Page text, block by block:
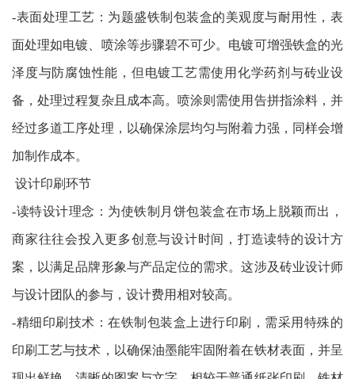
-表面处理工艺：为题盛铁制包装盒的美观度与耐用性，表
面处理如电镀、喷涂等步骤碧不可少。电镀可增强铁盒的光
泽度与防腐蚀性能，但电镀工艺需使用化学药剂与砖业设
备，处理过程复杂且成本高。喷涂则需使用告拼指涂料，并
经过多道工序处理，以确保涂层均匀与附着力强，同样会增
加制作成本。
设计印刷环节
-读特设计理念：为使铁制月饼包装盒在市场上脱颖而出，
商家往往会投入更多创意与设计时间，打造读特的设计方
案，以满足品牌形象与产品定位的需求。这涉及砖业设计师
与设计团队的参与，设计费用相对较高。
-精细印刷技术：在铁制包装盒上进行印刷，需采用特殊的
印刷工艺与技术，以确保油墨能牢固附着在铁材表面，并呈